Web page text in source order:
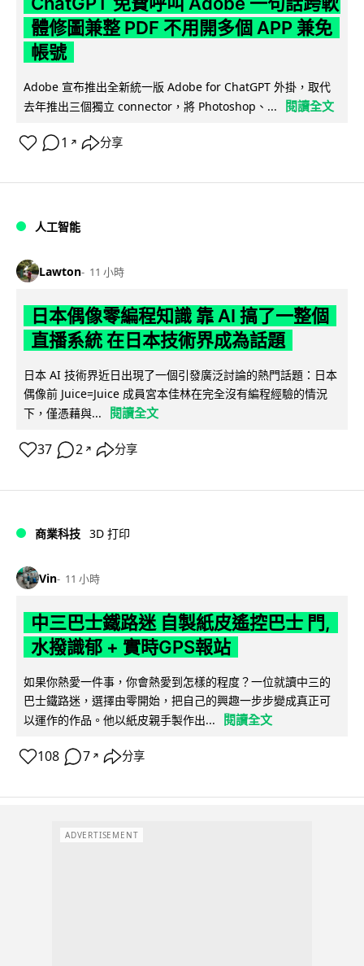
體修圖兼整 PDF 不用開多個 APP 兼免
帳號
Adobe 宣布推出全新統一版 Adobe for ChatGPT 外掛，取代
去年推出三個獨立 connector，將 Photoshop、...
閱讀全文
1 ↗ 分享
人工智能
Lawton 11 小時
日本偶像零編程知識 靠 AI 搞了一整個
直播系統 在日本技術界成為話題
日本 AI 技術界近日出現了一個引發廣泛討論的熱門話題：日本
偶像前 Juice=Juice 成員宮本佳林在完全沒有編程經驗的情況
下，僅憑藉與...
閱讀全文
37 2 ↗ 分享
商業科技 3D 打印
Vin 11 小時
中三巴士鐵路迷 自製紙皮遙控巴士 門,
水撥識郁 + 實時GPS報站
如果你熱愛一件事，你會熱愛到怎樣的程度？一位就讀中三的
巴士鐵路迷，選擇由零開始，把自己的興趣一步步變成真正可
以運作的作品。他以紙皮親手製作出...
閱讀全文
108 7 ↗ 分享
ADVERTISEMENT